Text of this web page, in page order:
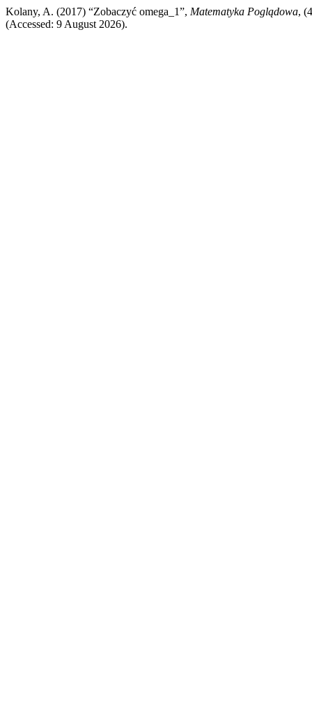
Kolany, A. (2017) “Zobaczyć omega_1”, Matematyka Poglądowa,
(Accessed: 9 August 2026).